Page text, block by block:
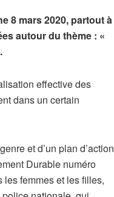
8 mars 2020, partout à
autour du thème : «
effective des
dans un certain
et d’un plan d’action
Durable numéro
les femmes et les filles,